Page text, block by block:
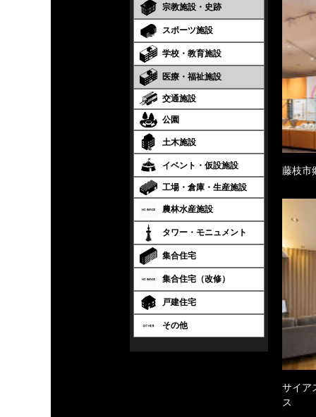
宗教施設・史跡
スポーツ施設
学校・教育施設
医療・福祉施設
交通施設
公園
土木施設
イベント・仮設施設
工場・倉庫・生産施設
農林水産施設
タワー・モニュメント
集合住宅
集合住宅（改修）
戸建住宅
その他
藤枝市
サイア
ス